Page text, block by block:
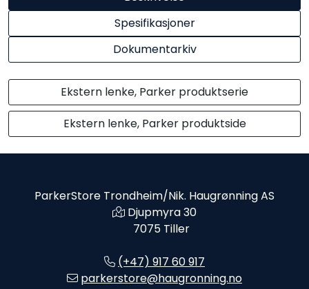
Spesifikasjoner
Dokumentarkiv
Ekstern lenke, Parker produktserie
Ekstern lenke, Parker produktside
ParkerStore Trondheim/Nik. Haugrønning AS
Djupmyra 30
7075 Tiller
(+47) 917 60 917
parkerstore@haugronning.no